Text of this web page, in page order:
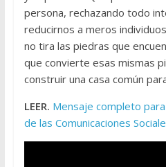
persona, rechazando todo
reducirnos a meros
no tira las piedras que
que convierte esas mismas
construir una casa común
LEER. Mensaje completo
de las Comunicaciones